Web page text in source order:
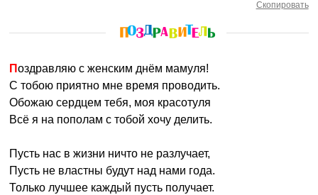
Скопировать
Поздравляю с женским днём мамуля!
С тобою приятно мне время проводить.
Обожаю сердцем тебя, моя красотуля
Всё я на пополам с тобой хочу делить.
Пусть нас в жизни ничто не разлучает,
Пусть не властны будут над нами года.
Только лучшее каждый пусть получает.